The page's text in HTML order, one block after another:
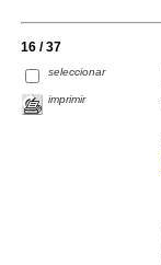
16 / 37
seleccionar
imprimir